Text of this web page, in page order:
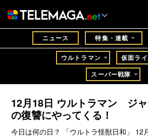
ニュース 特集・連載
ウルトラマン
仮面ラ
スーパー戦隊
12月18日 ウルトラマン ジ
の復讐にやってくる！
今日は何の日？ 「ウルトラ怪獣日和」 12